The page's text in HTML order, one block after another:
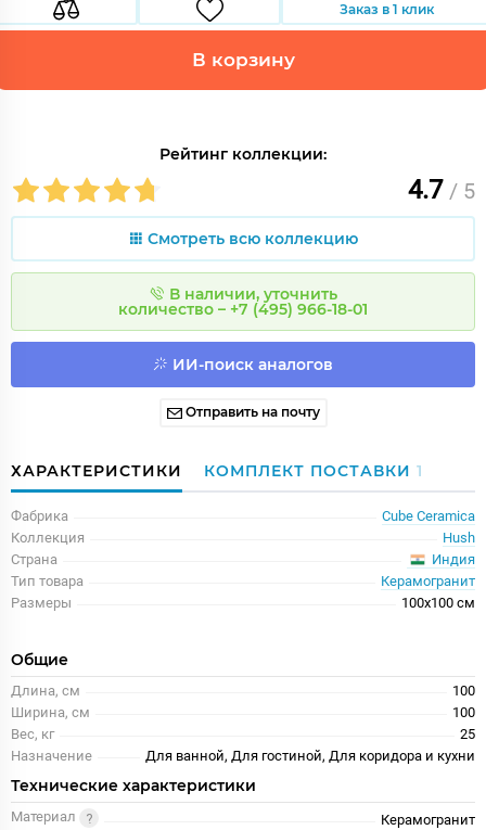
Заказ в 1 клик
В корзину
Рейтинг коллекции:
4.7 / 5
Смотреть всю коллекцию
В наличии, уточнить
количество – +7 (495) 966-18-01
ИИ-поиск аналогов
Отправить на почту
ХАРАКТЕРИСТИКИ КОМПЛЕКТ ПОСТАВКИ 1
Фабрика
Cube Ceramica
Коллекция
Hush
Страна
Индия
Тип товара
Керамогранит
Размеры
100x100 см
Общие
Длина, см
100
Ширина, см
100
Вес, кг
25
Назначение
Для ванной, Для гостиной, Для коридора и кухни
Технические характеристики
Материал
Керамогранит